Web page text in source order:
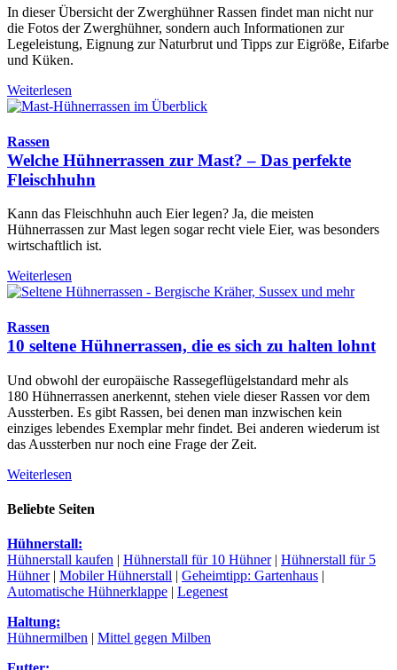
In dieser Übersicht der Zwerghühner Rassen findet man nicht nur
die Fotos der Zwerghühner, sondern auch Informationen zur
Legeleistung, Eignung zur Naturbrut und Tipps zur Eigröße, Eifarbe
und Küken.
Weiterlesen
Rassen
Welche Hühnerrassen zur Mast? – Das perfekte
Fleischhuhn
Kann das Fleischhuhn auch Eier legen? Ja, die meisten
Hühnerrassen zur Mast legen sogar recht viele Eier, was besonders
wirtschaftlich ist.
Weiterlesen
Rassen
10 seltene Hühnerrassen, die es sich zu halten lohnt
Und obwohl der europäische Rassegeflügelstandard mehr als
180 Hühnerrassen anerkennt, stehen viele dieser Rassen vor dem
Aussterben. Es gibt Rassen, bei denen man inzwischen kein
einziges lebendes Exemplar mehr findet. Bei anderen wiederum ist
das Aussterben nur noch eine Frage der Zeit.
Weiterlesen
Beliebte Seiten
Hühnerstall:
Hühnerstall kaufen | Hühnerstall für 10 Hühner| Hühnerstall für 5
Hühner| Mobiler Hühnerstall | Geheimtipp: Gartenhaus |
Automatische Hühnerklappe | Legenest
Haltung:
Hühnermilben | Mittel gegen Milben